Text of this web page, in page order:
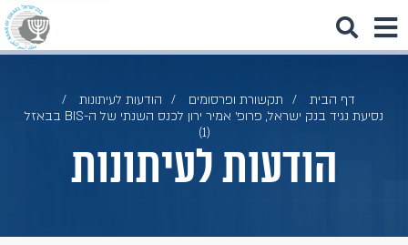
דף הבית תקשורת ופרסומים
הודעות לעיתונות
נסיעת נגיד בנק ישראל, פרופ׳ אמיר ירון לכנס השנתי של ה-BIS בבאזל
(1)
הודעות לעיתונות